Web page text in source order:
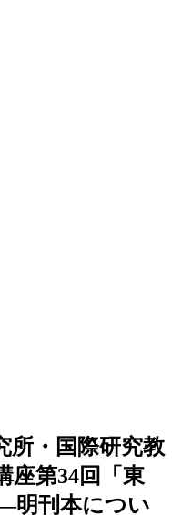
所・国際研究教
座第34回「東
明刊本につい